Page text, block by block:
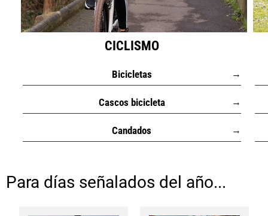
CICLISMO
Bicicletas →
Cascos bicicleta →
Candados
→
Para días señalados del año...